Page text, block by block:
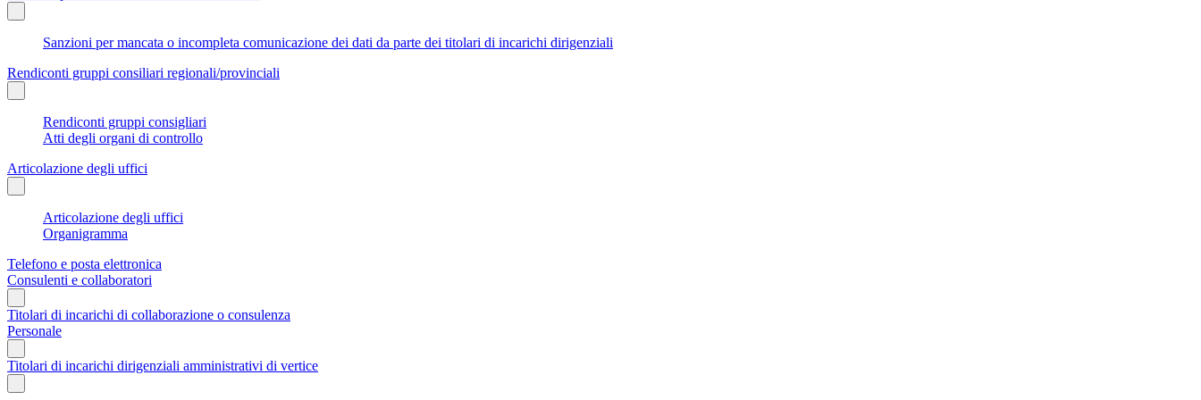
Sanzioni per mancata o incompleta comunicazione dei dati da parte dei titolari di incarichi dirigenziali
Rendiconti gruppi consiliari regionali/provinciali
Rendiconti gruppi consigliari
Atti degli organi di controllo
Articolazione degli uffici
Articolazione degli uffici
Organigramma
Telefono e posta elettronica
Consulenti e collaboratori
Titolari di incarichi di collaborazione o consulenza
Personale
Titolari di incarichi dirigenziali amministrativi di vertice